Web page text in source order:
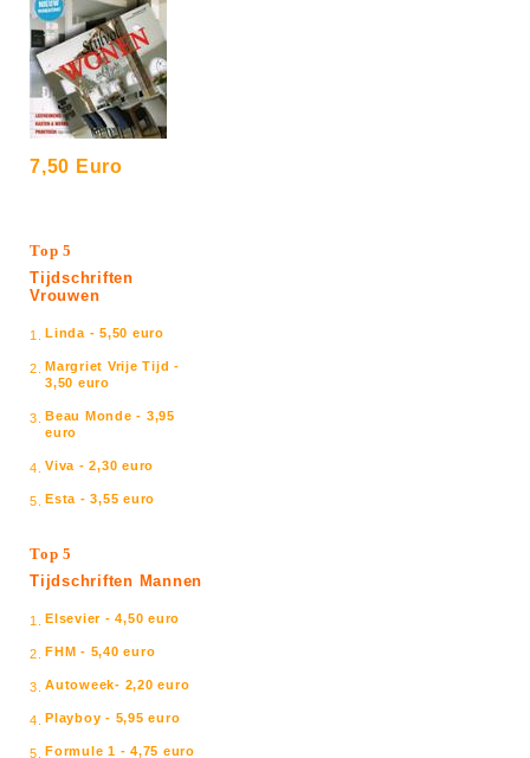
7,50 Euro
Top 5
Tijdschriften
Vrouwen
1. Linda - 5,50 euro
2. Margriet Vrije Tijd -
3,50 euro
3. Beau Monde - 3,95
euro
4. Viva - 2,30 euro
5. Esta - 3,55 euro
Top 5
Tijdschriften Mannen
1. Elsevier - 4,50 euro
2. FHM - 5,40 euro
3. Autoweek- 2,20 euro
4. Playboy - 5,95 euro
5. Formule 1 - 4,75 euro